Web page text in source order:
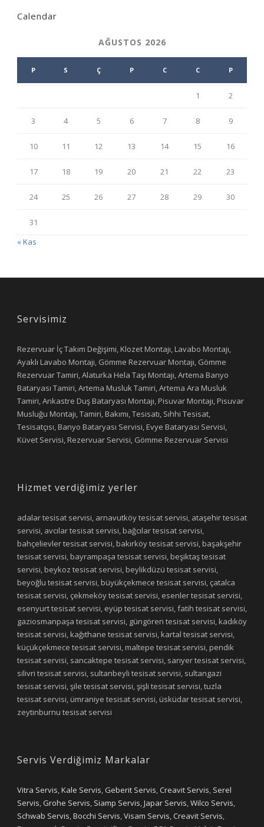
Calendar
AĞUSTOS 2026
P S Ç P C C P
1 2
3 4 5 6 7 8 9
10 11 12 13 14 15 16
17 18 19 20 21 22 23
24 25 26 27 28 29 30
31
« Kas
Servisimiz
Rezervuar İç Takım Değişimi, Klozet Montajı, Lavabo Montajı,
Ayaklı Lavabo Montajı, Gömme Rezervuar Montajı, Gömme
Rezervuar Tamiri, Alaturka Hela Taşı Montajı, Artema Banyo
Bataryası Tamiri, Artema Musluk Tamiri, Artema Ara Musluk
Tamiri, Ankastre Duş Bataryası Montajı, Pisuvar Montajı, Pisuvar
Musluğu Montajı, Tamiri, Bakımı, Tesisatı, Sıhhi Tesisat,
Tesisatçısı, Banyo Bataryası Servisi, Evye Bataryası Servisi,
Küvet Servisi, Rezervuar Servisi, Gömme Rezervuar Servisi
Hizmet verdiğimiz yerler
adalar tesisat servisi, arnavutköy tesisat servisi, ataşehir tesisat
servisi, avcılar tesisat servisi, bağcılar tesisat servisi,
bahçelievler tesisat servisi, bakırköy tesisat servisi, başakşehir
tesisat servisi, bayrampaşa tesisat servisi, beşiktaş tesisat
servisi, beykoz tesisat servisi, beylikdüzü tesisat servisi,
beyoğlu tesisat servisi, büyükçekmece tesisat servisi, çatalca
tesisat servisi, çekmeköy tesisat servisi, esenler tesisat servisi,
esenyurt tesisat servisi, eyüp tesisat servisi, fatih tesisat servisi,
gaziosmanpaşa tesisat servisi, güngören tesisat servisi, kadıköy
tesisat servisi, kağıthane tesisat servisi, kartal tesisat servisi,
küçükçekmece tesisat servisi, maltepe tesisat servisi, pendik
tesisat servisi, sancaktepe tesisat servisi, sarıyer tesisat servisi,
silivri tesisat servisi, sultanbeyli tesisat servisi, sultangazi
tesisat servisi, şile tesisat servisi, şişli tesisat servisi, tuzla
tesisat servisi, ümraniye tesisat servisi, üsküdar tesisat servisi,
zeytinburnu tesisat servisi
Servis Verdiğimiz Markalar
Vitra Servis Kale Servis Geberit Servis Creavit Servis Serel
Servis Grohe Servis Siamp Servis Japar Servis Wilco Servis
Schwab Servis Bocchi Servis Visam Servis Creavit Servis